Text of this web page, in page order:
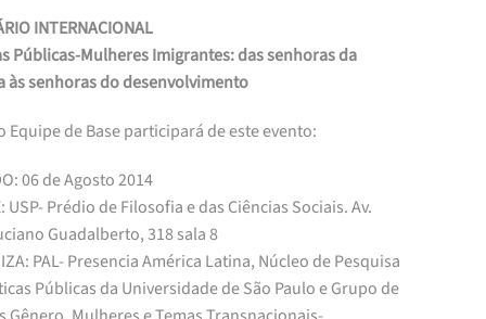
INTERNACIONAL
Públicas-Mulheres Imigrantes: das senhoras da
às senhoras do desenvolvimento
Equipe de Base participará de este evento:
06 de Agosto 2014
USP- Prédio de Filosofia e das Ciências Sociais. Av.
Guadalberto, 318 sala 8
PAL- Presencia América Latina, Núcleo de Pesquisa
Públicas da Universidade de São Paulo e Grupo de